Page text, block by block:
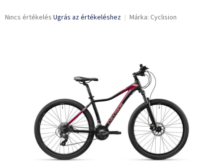
A
Nincs értékelés Ugrás az értékeléshez Márka: Cyclision